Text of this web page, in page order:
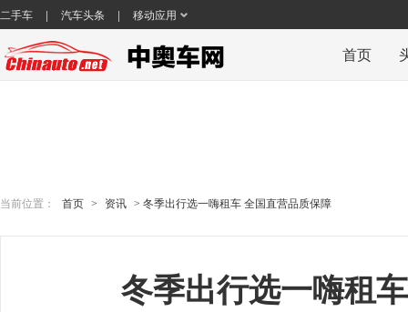
二手车 | 汽车头条 | 移动应用
首页
当前位置： 首页 > 资讯 > 冬季出行选一嗨租车 全国直营品质保障
冬季出行选一嗨租